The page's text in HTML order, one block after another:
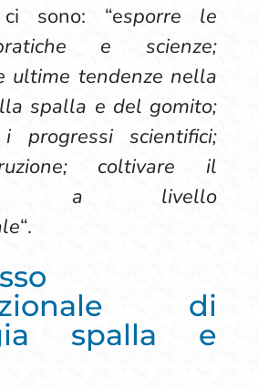
sono: “esporre le
e scienze;
ultime tendenze nella
spalla e del gomito;
progressi scientifici;
coltivare il
a livello
“.
di
spalla e